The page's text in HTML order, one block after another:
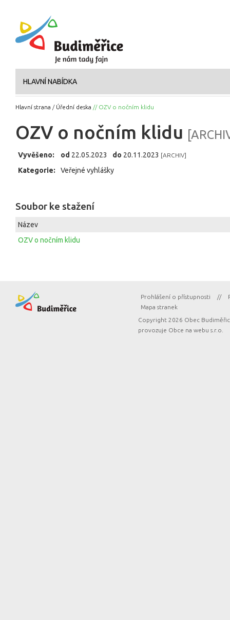
HLAVNÍ NABÍDKA
Hlavní strana / Úřední deska // OZV o nočním klidu
OZV o nočním klidu
Vyvěšeno: od 22.05.2023 do 20.11.2023 [ARCHIV]
Kategorie: Veřejné vyhlášky
Soubor ke stažení
Název
OZV o nočním klidu
Prohlášení o přístupnosti //
Mapa stranek
Copyright 2026 Obec
provozuje Obce na webu s.r.o.